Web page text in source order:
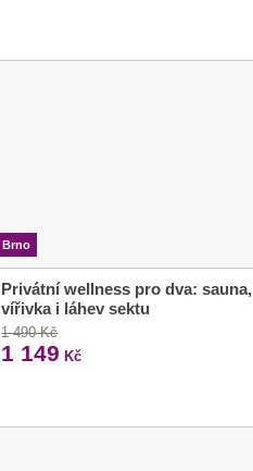
Brno
Privátní wellness pro dva: sauna,
vířivka i láhev sektu
1 490 Kč
1 149 Kč